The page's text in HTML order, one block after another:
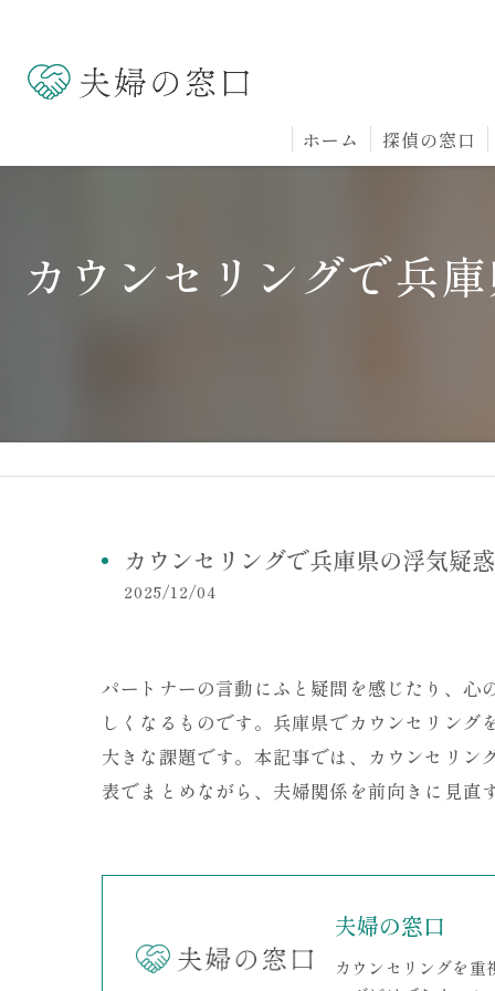
ホーム 探偵の窓口
カウンセリングで兵
カウンセリングで兵庫県の浮気疑
2025/12/04
パートナーの言動にふと疑問を感じたり、心
しくなるものです。兵庫県でカウンセリン
大きな課題です。本記事では、カウンセリ
表でまとめながら、夫婦関係を前向きに見直
夫婦の窓口
カウンセリングを重